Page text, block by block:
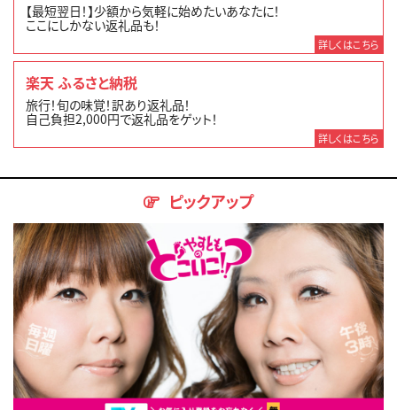
【最短翌日！】少額から気軽に始めたいあなたに！
ここにしかない返礼品も！
詳しくはこちら
楽天 ふるさと納税
旅行！旬の味覚！訳あり返礼品！
自己負担2,000円で返礼品をゲット！
詳しくはこちら
ピックアップ